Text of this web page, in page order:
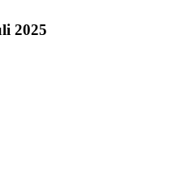
2025